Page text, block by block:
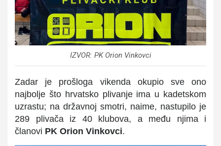
IZVOR: PK Orion Vinkovci
Zadar je prošloga vikenda okupio sve ono
najbolje što hrvatsko plivanje ima u kadetskom
uzrastu; na državnoj smotri, naime, nastupilo je
289 plivača iz 40 klubova, a među njima i
članovi PK Orion Vinkovci.